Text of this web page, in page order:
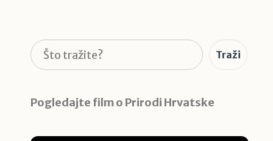
Pretraga Traži
Pogledajte film o Prirodi Hrvatske